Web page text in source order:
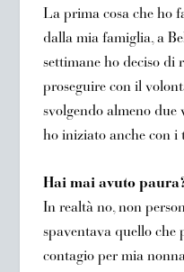
La prima cosa che ho
dalla mia famiglia, a
settimane ho deciso di
proseguire con il
svolgendo almeno due
ho iniziato anche con i
Hai mai avuto
In realtà no, non
spaventava quello che
contagio per mia